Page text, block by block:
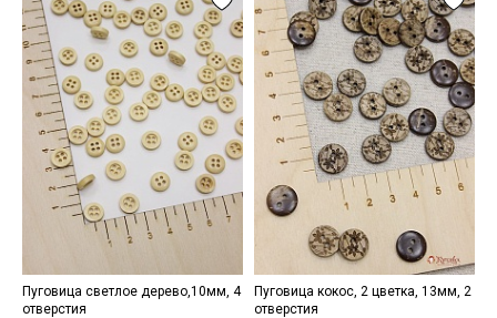
Пуговица светлое дерево,10мм, 4
отверстия
Пуговица кокос, 2 цветка, 13мм, 2
отверстия